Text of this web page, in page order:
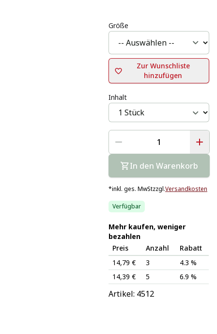
Größe
Zur Wunschliste
hinzufügen
Inhalt
In den Warenkorb
*inkl. ges. MwStzzgl.Versandkosten
Verfügbar
Mehr kaufen, weniger
bezahlen
Preis
Anzahl
Rabatt
14,79 €
3
4.3 %
14,39 €
5 6.9 %
Artikel: 4512